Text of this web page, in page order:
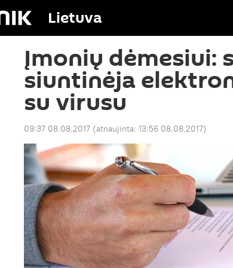
Lietuva
Įmonių dėmesiui:
siuntinėja
su virusu
09:37 08.08.2017 (atnaujinta: 13:56 08.08.2017)